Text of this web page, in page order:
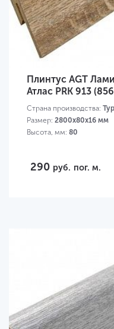
Плинтус AGT
Атлас PRK 913
Страна производства:
Размер: 2800х80х16 мм
Высота, мм: 80
290 руб. пог. м.